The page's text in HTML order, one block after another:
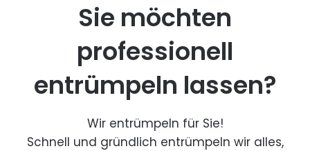
Sie möchten
professionell
entrümpeln lassen?
Wir entrümpeln für Sie!
Schnell und gründlich entrümpeln wir alles,